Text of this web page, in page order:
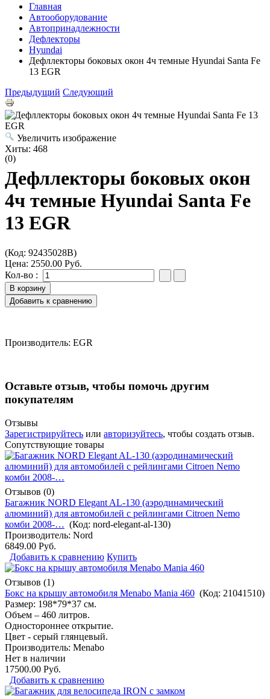
Главная
Автооборудование
Автопринадлежности
Дефлекторы
Hyundai
Дефллекторы боковых окон 4ч темные Hyundai Santa Fe
13 EGR
Предыдущий Следующий
Увеличить изображение
Хиты: 468
(0)
Дефллекторы боковых окон
4ч темные Hyundai Santa Fe
13 EGR
(Код: 92435028B)
Цена: 2550.00 Руб.
Кол-во :
Производитель: EGR
Оставьте отзыв, чтобы помочь другим
покупателям
Отзывы
Зарегистрируйтесь или авторизуйтесь, чтобы создать отзыв.
Сопутствующие товары
Отзывов (0)
Багажник NORD Elegant AL-130 (аэродинамический
алюминий) для автомобилей с рейлингами Citroen Nemo
комби 2008-… (Код: nord-elegant-al-130)
Производитель: Nord
6849.00 Руб.
Добавить к сравнению Купить
Отзывов (1)
Бокс на крышу автомобиля Menabo Mania 460 (Код: 21041510)
Размер: 198*79*37 см.
Объем – 460 литров.
Одностороннее открытие.
Цвет - серый глянцевый.
Производитель: Menabo
Нет в наличии
17500.00 Руб.
Добавить к сравнению